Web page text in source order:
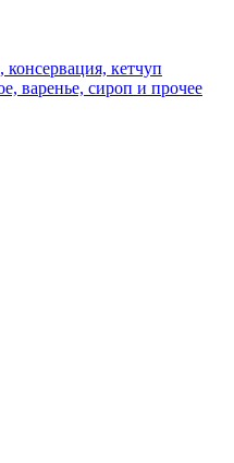
кетчуп
варенье, сироп и прочее